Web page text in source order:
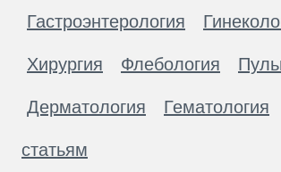
Гастроэнтерология
Хирургия Флебология
Дерматология Гематология
статьям